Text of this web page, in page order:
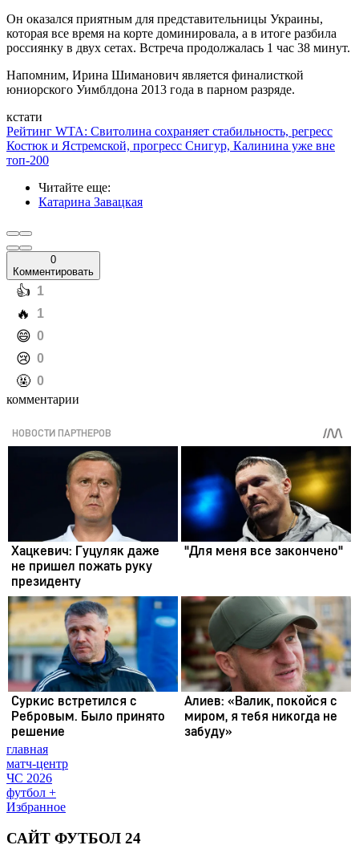
Он оказался приятным для представительницы Украины,
которая все время на корте доминировала, а в итоге разбила
россиянку в двух сетах. Встреча продолжалась 1 час 38 минут.
Напомним, Ирина Шиманович является финалисткой
юниорского Уимблдона 2013 года в парном разряде.
кстати
Рейтинг WTA: Свитолина сохраняет стабильность, регресс
Костюк и Ястремской, прогресс Снигур, Калинина уже вне
топ-200
Читайте еще:
Катарина Завацкая
0
Комментировать
️👍 1
️🔥 1
️😄 0
️😢 0
️🤬 0
комментарии
главная
матч-центр
ЧС 2026
футбол +
Избранное
САЙТ ФУТБОЛ 24